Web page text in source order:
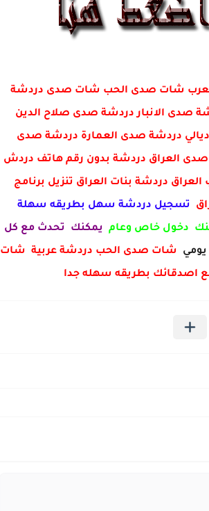
العرب شات صدى الحب شات صدى دردشة
صدى الانبار دردشة صدى صلاح الدين
دردشة صدى العمارة دردشة صدى
العراق دردشة بدون رقم هاتف دردش
دردشة بنات العراق تنزيل برنامج
تسجيل دردشة سهل بطريقه سهلة
دخول خاص وعام يمكنك تحدث مع كل
شات صدى الحب دردشة عربية شات
اصدقائك بطريقه سهله جدا